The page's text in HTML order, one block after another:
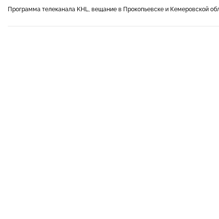
Программа телеканала KHL, вещание в Прокопьевске и Кемеровской